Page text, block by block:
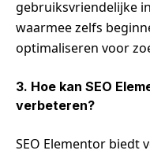
gebruiksvriendelijke
waarmee zelfs
optimaliseren voor
3. Hoe kan SEO
verbeteren?
SEO Elementor biedt